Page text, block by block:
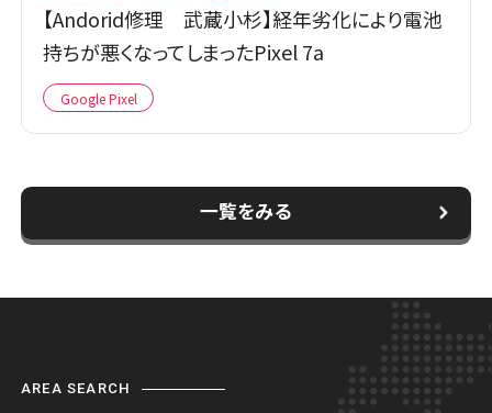
【Andorid修理 武蔵小杉】経年劣化により電池
持ちが悪くなってしまったPixel 7a
Google Pixel
一覧をみる
AREA SEARCH